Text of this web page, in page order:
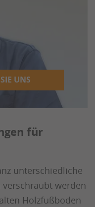
UNS
für
unterschiedliche
verschraubt werden
Holzfußboden